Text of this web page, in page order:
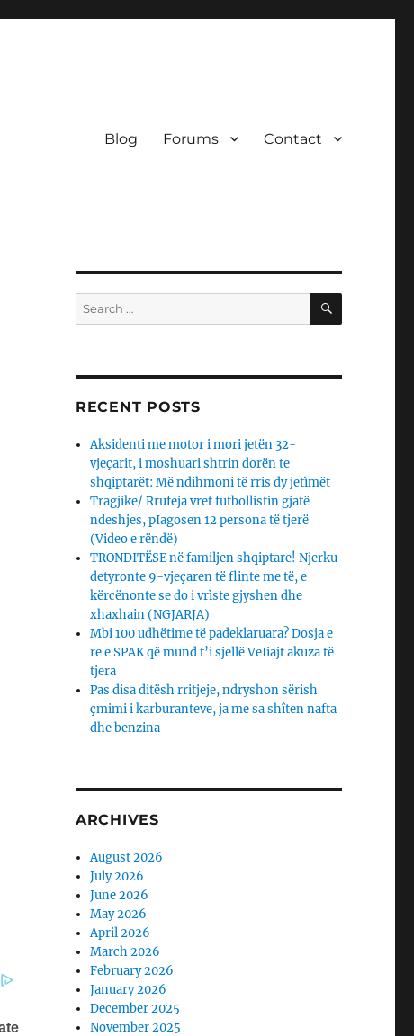
Blog Forums Contact
Search
for:
SEARCH
RECENT POSTS
Aksidenti me motor i mori jetën 32-
vjeçarit, i moshuari shtrin dorën te
shqiptarët: Më ndihmoni të rris dy jetìmët
Tragjike/ Rrufeja vret futbollistin gjatë
ndeshjes, pIagosen 12 persona të tjerë
(Video e rëndë)
TRONDITËSE në familjen shqiptare! Njerku
detyronte 9-vjeçaren të flinte me të, e
kërcënonte se do i vrìste gjyshen dhe
xhaxhain (NGJARJA)
Mbi 100 udhëtime të padeklaruara? Dosja e
re e SPAK që mund t’i sjellë VeIiajt akuza të
tjera
Pas disa ditësh rritjeje, ndryshon sërish
çmimi i karburanteve, ja me sa shîten nafta
dhe benzina
ARCHIVES
August 2026
July 2026
June 2026
May 2026
April 2026
March 2026
February 2026
January 2026
December 2025
November 2025